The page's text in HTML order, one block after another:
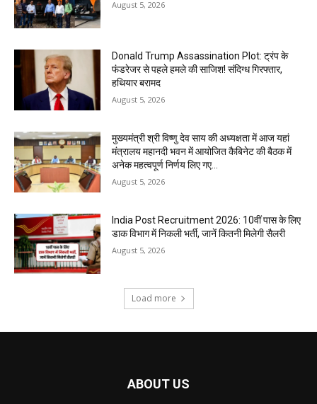
August 5, 2026
Donald Trump Assassination Plot: ट्रंप के
फंडरेजर से पहले हमले की साजिश! संदिग्ध गिरफ्तार,
हथियार बरामद
August 5, 2026
मुख्यमंत्री श्री विष्णु देव साय की अध्यक्षता में आज यहां
मंत्रालय महानदी भवन में आयोजित कैबिनेट की बैठक में
अनेक महत्वपूर्ण निर्णय लिए गए...
August 5, 2026
India Post Recruitment 2026: 10वीं पास के लिए
डाक विभाग में निकली भर्ती, जानें कितनी मिलेगी सैलरी
August 5, 2026
Load more
ABOUT US